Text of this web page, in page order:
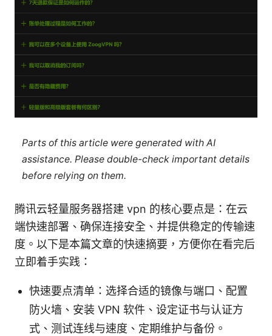
Parts of this article were generated with AI
assistance. Please double-check important details
before relying on them.
腾讯云轻量服务器搭建 vpn 的核心要点是：在云
端快速部署、确保连接安全、并提供稳定的传输速
度。以下是本篇文章的快速摘要，方便你在看完后
立即着手实践：
快速要点清单：选择合适的镜像与端口、配置
防火墙、安装 VPN 软件、设定证书与认证方
式、测试连线与速度、定期维护与备份。